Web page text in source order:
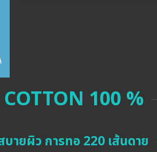
100 %
ายผิว การทอ 220 เส้นดาย